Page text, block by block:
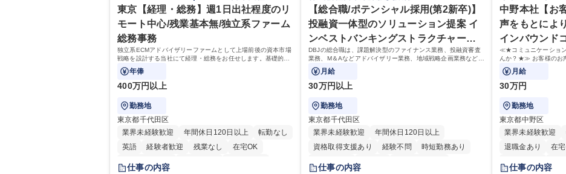
東京【経理・総務】週1日出社程度のリ
モート中心/残業基本無/独立系ファーム
総務事務
独立系ECMアドバイザリーファームとして上場前後の資本市場
戦略を設計する当社にて経理・総務をお任せします。基礎的な
バックオフィス業務からスタートし組織を支える専任担当とし
て広く活躍できる環境です。
年俸
400万円以上
勤務地
東京都千代田区
業界未経験歓迎
年間休日120日以上
転勤なし
英語
経験者歓迎 残業なし
在宅OK
完全週休2日制
仕事の内容
【総合職/ポテンシャル採用(第2新卒)】
投融資一体型のソリューション提案 イ
ンベストバンキングストラクチャード
ファイナンス
DBJの総合職は、課題解決型のファイナンス業務、投融資審査
業務、M＆Aなどアドバイザリー業務、地域戦略企画業務など、
多様な業務に精通し、複数の専門性を掛け合わせて広く社会に
貢献していく職種です。
月給
30万円以上
勤務地
東京都千代田区
業界未経験歓迎
年間休日120日以上
資格取得支援あり
経験不問
時短勤務あり
退職金あり
仕事の内容
中野本社【お
声をもとによ
インバウンド
≪★コミュニケーショ
んか？★≫ お客様のお
上で、窓口となるお客
月給
30万円
勤務地
東京都中野区
業界未経験歓迎
退職金あり
在
土日祝休み
仕事の内容